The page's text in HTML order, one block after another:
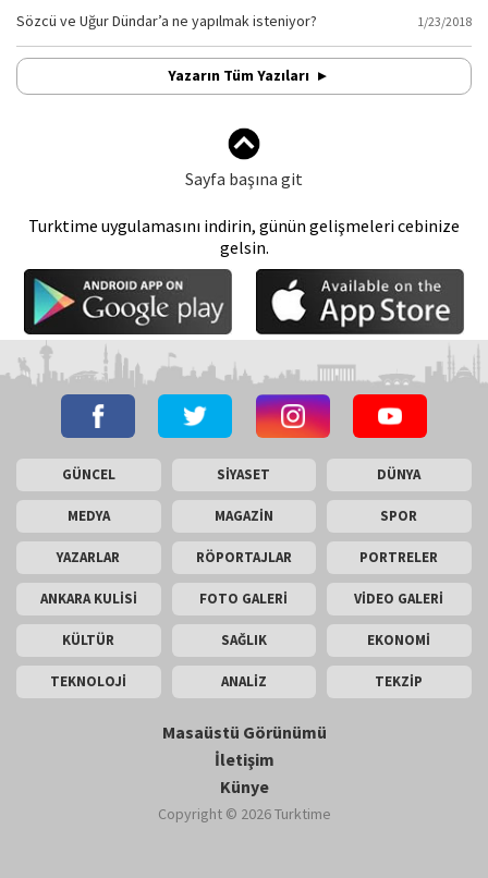
Sözcü ve Uğur Dündar’a ne yapılmak isteniyor? 1/23/2018
Yazarın Tüm Yazıları
Sayfa başına git
Turktime uygulamasını indirin, günün gelişmeleri cebinize
gelsin.
GÜNCEL SİYASET DÜNYA
MEDYA MAGAZİN SPOR
YAZARLAR RÖPORTAJLAR PORTRELER
ANKARA KULİSİ FOTO GALERİ VİDEO GALERİ
KÜLTÜR SAĞLIK EKONOMİ
TEKNOLOJİ ANALİZ TEKZİP
Masaüstü Görünümü
İletişim
Künye
Copyright © 2026 Turktime